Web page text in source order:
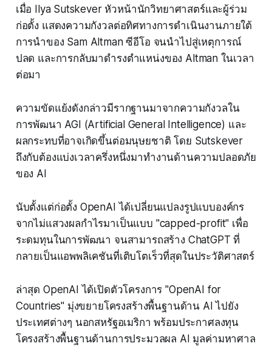
เมื่อ Ilya Sutskever หัวหน้านักวิทยาศาสตร์และผู้ร่วม
ก่อตั้ง แสดงความกังวลต่อทิศทางการดำเนินงานภายใต้
การนำของ Sam Altman ซีอีโอ จนนำไปสู่เหตุการณ์
ปลด และการกลับมาดำรงตำแหน่งของ Altman ในเวลา
ต่อมา
ความขัดแย้งดังกล่าวมีรากฐานมาจากความกังวลใน
การพัฒนา AGI (Artificial General Intelligence) และ
ผลกระทบที่อาจเกิดขึ้นต่อมนุษยชาติ โดย Sutskever
ถึงกับต้องแบ่งเวลาครึ่งหนึ่งมาทำงานด้านความปลอดภัย
ของ AI
นับตั้งแต่ก่อตั้ง OpenAI ได้เปลี่ยนแปลงรูปแบบองค์กร
จากไม่แสวงผลกำไรมาเป็นแบบ "capped-profit" เพื่อ
ระดมทุนในการพัฒนา จนสามารถสร้าง ChatGPT ที่
กลายเป็นแอพพลิเคชันที่เติบโตเร็วที่สุดในประวัติศาสตร์
ล่าสุด OpenAI ได้เปิดตัวโครงการ "OpenAI for
Countries" มุ่งขยายโครงสร้างพื้นฐานด้าน AI ไปยัง
ประเทศต่างๆ นอกสหรัฐอเมริกา พร้อมประกาศลงทุน
โครงสร้างพื้นฐานด้านการประมวลผล AI มูลค่ามหาศาล